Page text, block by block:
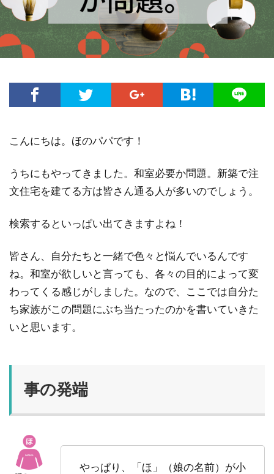
こんにちは。ほのパパです！
うちにもやってきました。和室必要か問題。新築で注
文住宅を建てる方は皆さん通る人が多いのでしょう。
検索するといっぱい出てきますよね！
皆さん、自分たちと一緒で色々と悩んでいるんです
ね。和室が欲しいと言っても、各々の目的によって変
わってくる感じがしました。なので、ここでは自分た
ち家族がこの問題にぶち当たったのかを書いていきた
いと思います。
事の発端
やっぱり、「ほ」（娘の名前）が小